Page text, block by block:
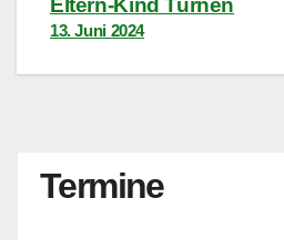
Eltern-Kind Turnen
13. Juni 2024
Termine